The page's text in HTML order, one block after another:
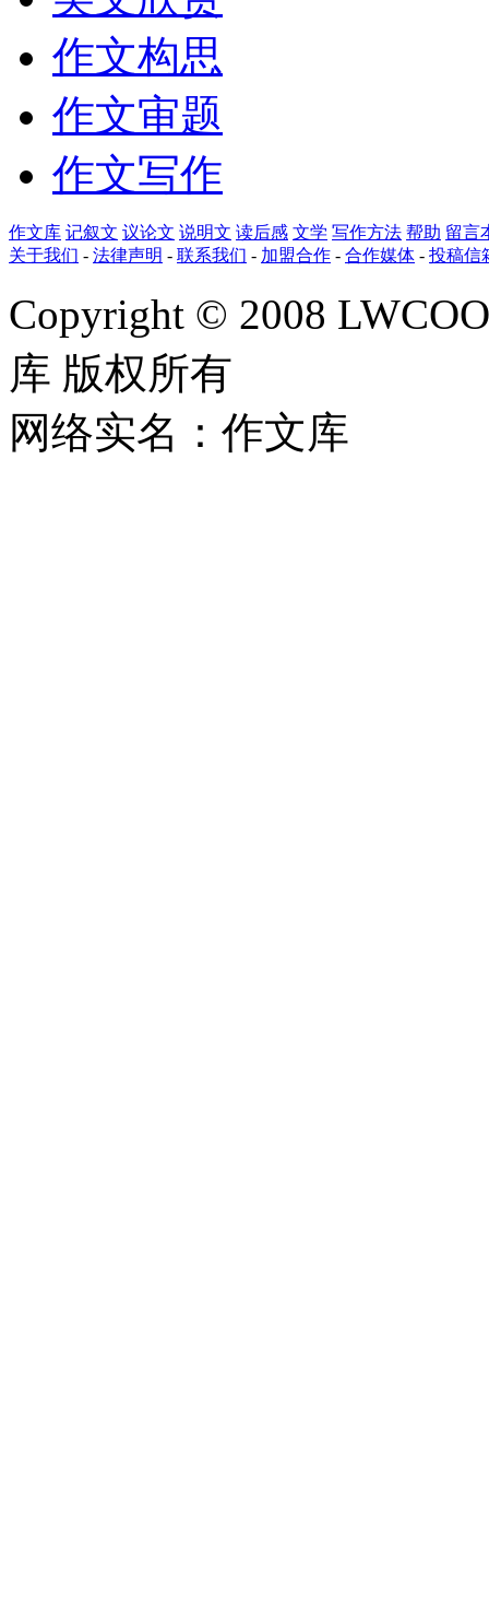
作文构思
作文审题
作文写作
作文库 记叙文 议论文 说明文 读后感 文学 写作方法 帮助 留言
关于我们 - 法律声明 - 联系我们 - 加盟合作 - 合作媒体 - 投稿信
Copyright © 2008
库 版权所有
网络实名：作文库